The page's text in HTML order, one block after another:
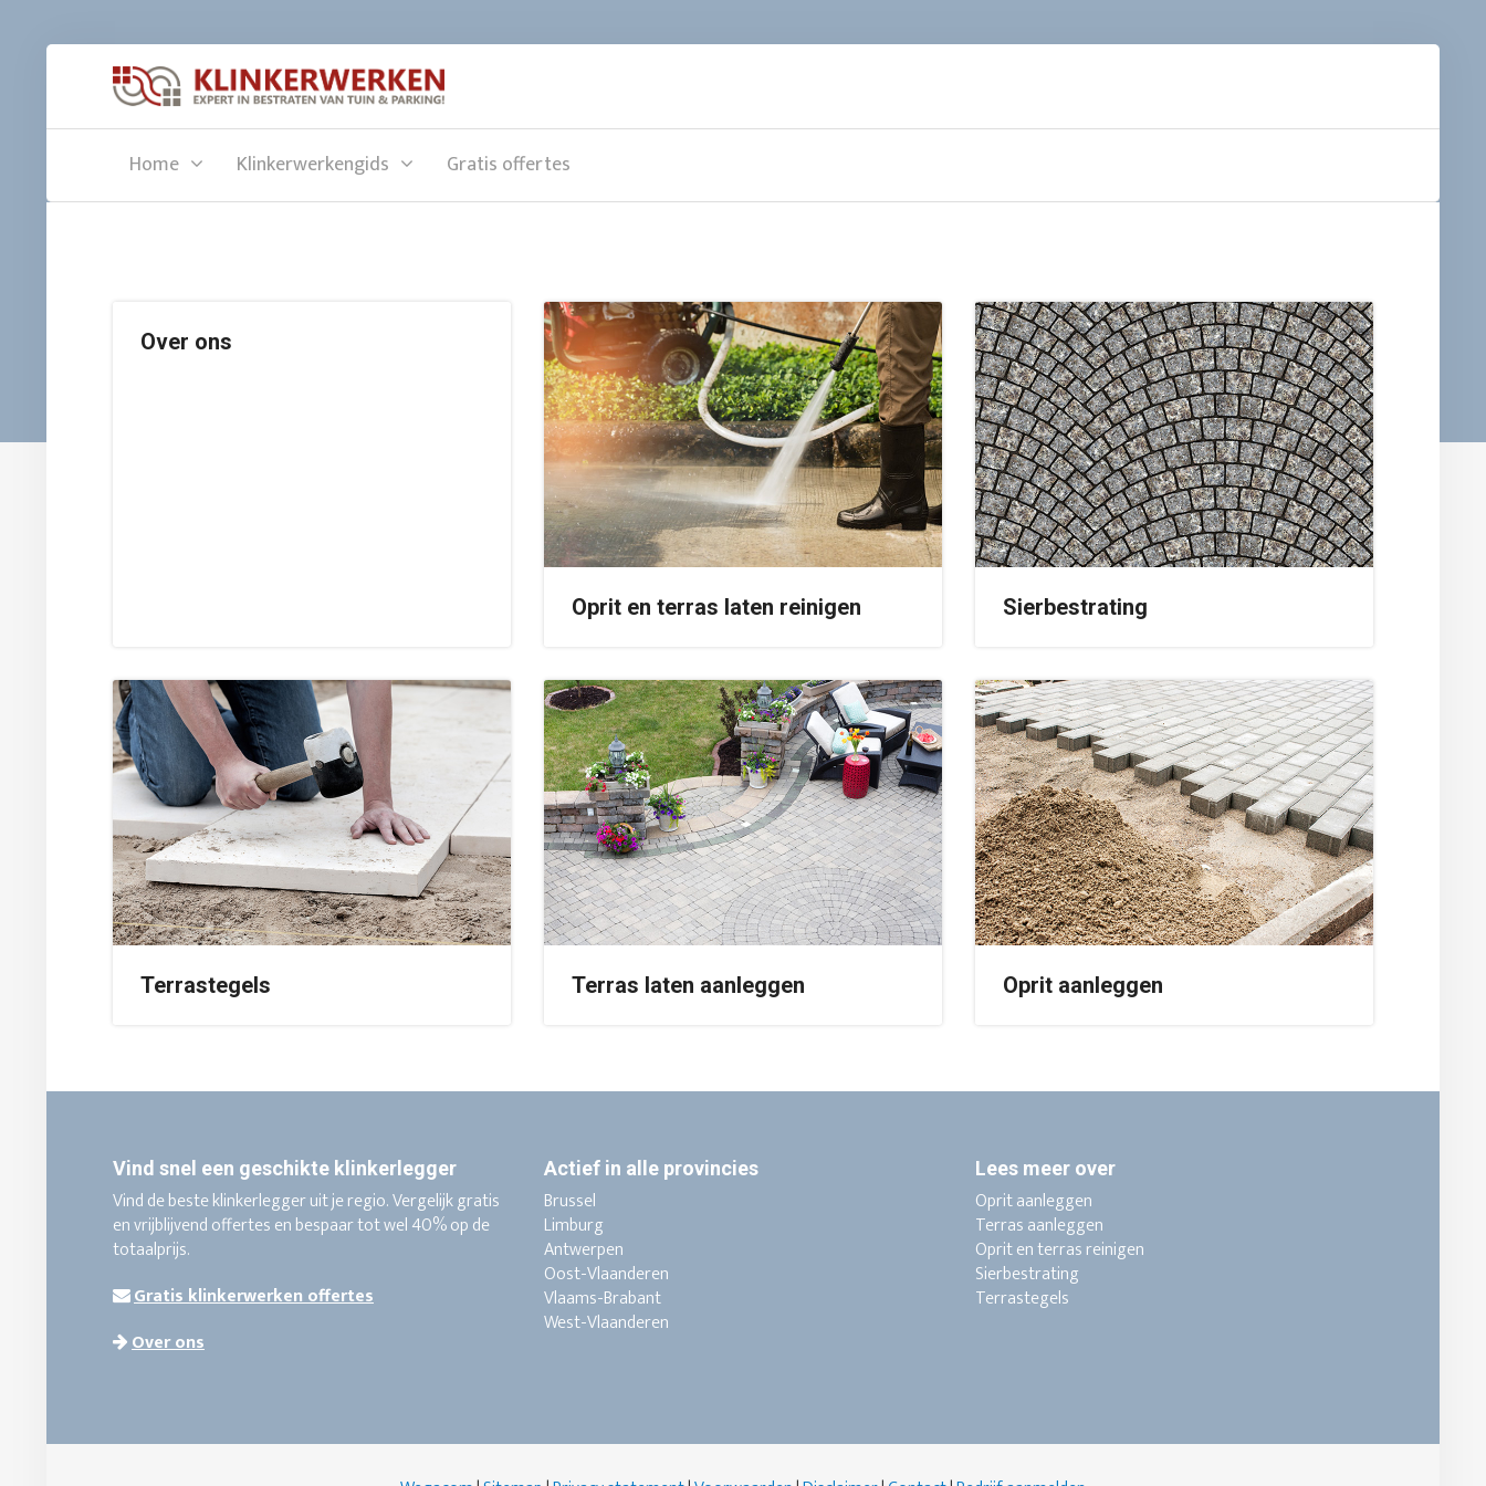
Home Klinkerwerkengids Gratis offertes
Over ons
Oprit en terras laten reinigen Sierbestrating
Terrastegels Terras laten aanleggen Oprit aanleggen
Vind snel een geschikte klinkerlegger
Vind de beste klinkerlegger uit je regio. Vergelijk gratis
en vrijblijvend offertes en bespaar tot wel 40% op de
totaalprijs.
Gratis klinkerwerken offertes
Over ons
Actief in alle provincies
Brussel
Limburg
Antwerpen
Oost-Vlaanderen
Vlaams-Brabant
West-Vlaanderen
Lees meer over
Oprit aanleggen
Terras aanleggen
Oprit en terras reinigen
Sierbestrating
Terrastegels